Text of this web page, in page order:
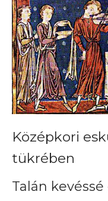
Középkori
tükrében
Talán